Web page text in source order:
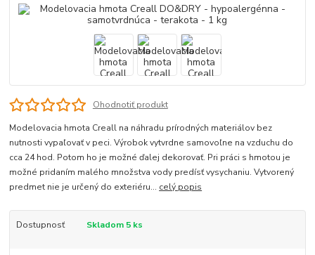
Ohodnotiť produkt
Modelovacia hmota Creall na náhradu prírodných materiálov bez
nutnosti vypaľovať v peci. Výrobok vytvrdne samovoľne na vzduchu do
cca 24 hod. Potom ho je možné ďalej dekorovať. Pri práci s hmotou je
možné pridaním malého množstva vody predísť vysychaniu. Vytvorený
predmet nie je určený do exteriéru... celý popis
Dostupnosť Skladom 5 ks